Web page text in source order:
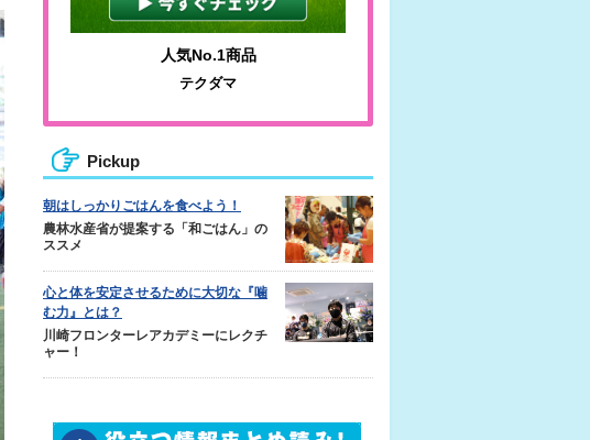
人気No.1商品
テクダマ
Pickup
朝はしっかりごはんを食べよう！
農林水産省が提案する「和ごはん」の
ススメ
心と体を安定させるために大切な『噛
む力』とは？
川崎フロンターレアカデミーにレクチ
ャー！